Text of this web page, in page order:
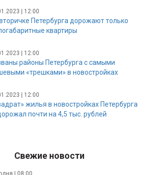
| 12:00
Петербурга дорожают только
квартиры
| 12:00
районы Петербурга с самыми
«трешками» в новостройках
| 12:00
жилья в новостройках Петербурга
почти на 4,5 тыс. рублей
Свежие новости
| 08:00